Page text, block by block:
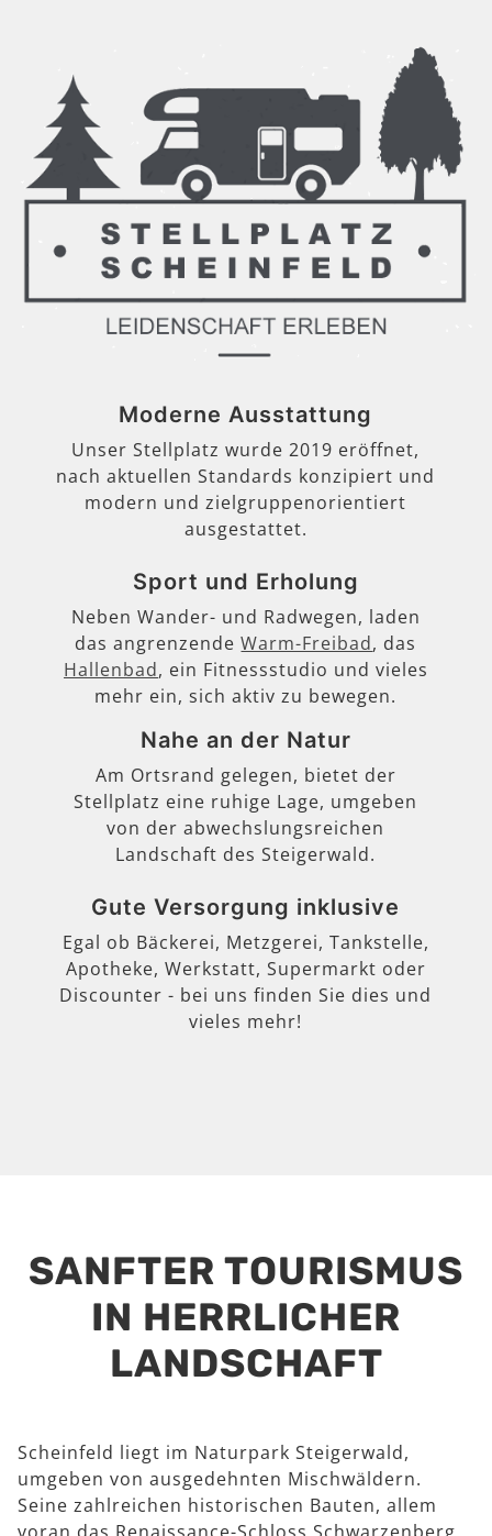
Moderne Ausstattung
Unser Stellplatz wurde 2019 eröffnet,
nach aktuellen Standards konzipiert und
modern und zielgruppenorientiert
ausgestattet.
Sport und Erholung
Neben Wander- und Radwegen, laden
das angrenzendeWarm-Freibad, das
Hallenbad, ein Fitnessstudio und vieles
mehr ein, sich aktiv zu bewegen.
Nahe an der Natur
Am Ortsrand gelegen, bietet der
Stellplatz eine ruhige Lage, umgeben
von der abwechslungsreichen
Landschaft des Steigerwald.
Gute Versorgung inklusive
Egal ob Bäckerei, Metzgerei, Tankstelle,
Apotheke, Werkstatt, Supermarkt oder
Discounter - bei uns finden Sie dies und
vieles mehr!
SANFTER TOURISMUS
IN HERRLICHER
LANDSCHAFT
Scheinfeld liegt im Naturpark Steigerwald,
umgeben von ausgedehnten Mischwäldern.
Seine zahlreichen historischen Bauten, allem